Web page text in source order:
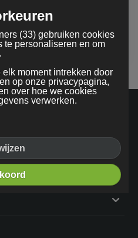
(33) gebruiken cookies
te personaliseren en om
moment intrekken door
op onze privacypagina,
over hoe we cookies
verwerken.